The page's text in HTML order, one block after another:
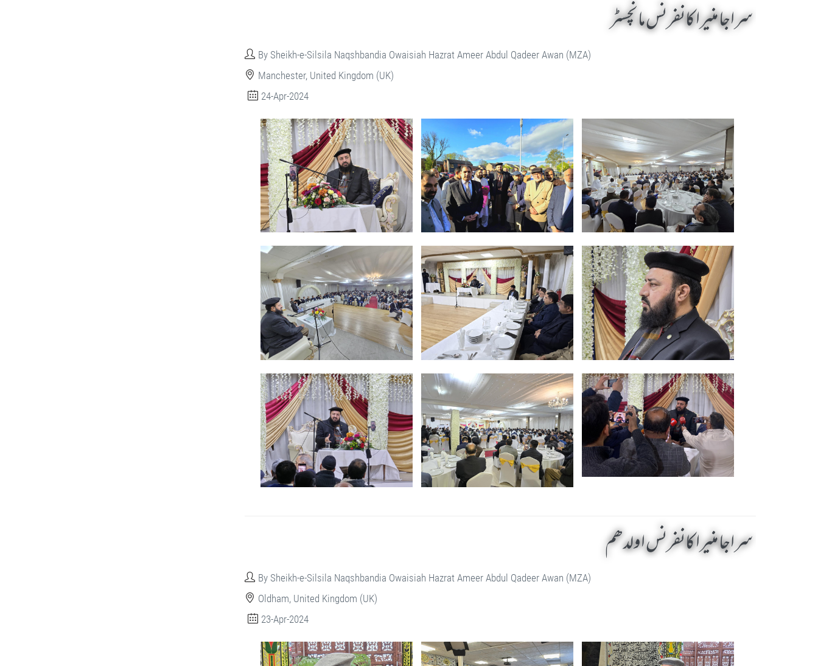
سراجا منیرا کانفرنس مانچسٹر
By Sheikh-e-Silsila Naqshbandia Owaisiah Hazrat Ameer Abdul Qadeer Awan (MZA)
Manchester, United Kingdom (UK)
24-Apr-2024
سراجا منیرا کانفرنس اولدھم
By Sheikh-e-Silsila Naqshbandia Owaisiah Hazrat Ameer Abdul Qadeer Awan (MZA)
Oldham, United Kingdom (UK)
23-Apr-2024